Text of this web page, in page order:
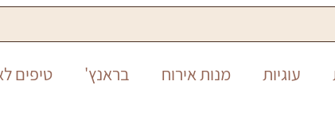
עוגיות מנות אירוח בראנץ' טיפים